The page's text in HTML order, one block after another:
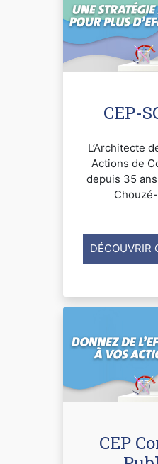
CEP-
L’Architecte
Actions de
depuis 35
DÉCOUVRIR
CEP